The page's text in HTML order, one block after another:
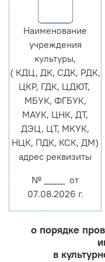
Наименование
учреждения
культуры,
( КДЦ, ДК, СДК, РДК,
ЦКР, ГДК, ЦДЮТ,
МБУК, ФГБУК,
МАУК, ЦНК, ДТ,
ДЭЦ, ЦТ, МКУК,
НЦК, ПДК, КСК, ДМ)
адрес реквизиты
№ ____ от
07.08.2026 г.
о порядке
в